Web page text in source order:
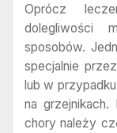
Oprócz
dolegliwości
sposobów.
specjalnie
lub w
na
chory należy